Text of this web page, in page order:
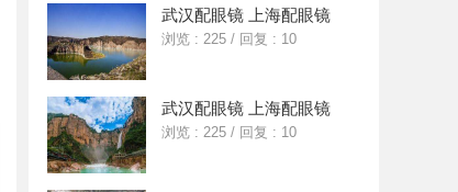
武汉配眼镜 上海配眼镜
浏览 : 225 / 回复 : 10
武汉配眼镜 上海配眼镜
浏览 : 225 / 回复 : 10